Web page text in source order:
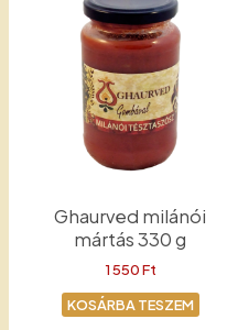
Ghaurved milánói
mártás 330 g
1 550Ft
KOSÁRBA TESZEM